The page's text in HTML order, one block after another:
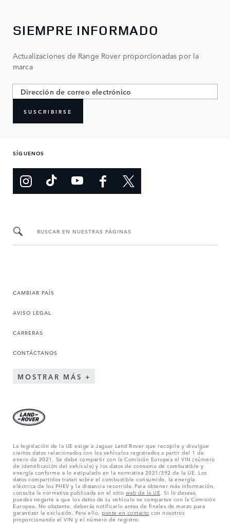
SIEMPRE INFORMADO
Actualizaciones de Range Rover proporcionadas por la
marca
SUSCRIBIRSE
SÍGUENOS
BUSCAR EN NUESTRAS PÁGINAS
CAMBIAR PAÍS
AVISO LEGAL
CARRERAS
CONTÁCTANOS
MOSTRAR MÁS
La legislación de la UE exige a Jaguar Land Rover que recopile y divulgue
ciertos datos relacionados con los vehículos registrados a partir del 1 de
enero de 2021. Se debe compartir con la Comisión Europea el VIN (número
de identificación del vehículo) y los datos de consumo de combustible y
energía conforme a lo estipulado en la normativa 2021/392 de la UE. Los
datos compartidos tratan sobre el combustible consumido, la energía
eléctrica de los PHEV y la distancia recorrida. Para obtener más información,
consulta la normativa publicada en el sitio web de la UE. Si lo deseas,
puedes negarte a que los datos de tu vehículo se compartan con la Comisión
Europea. No obstante, deberás notificarlo antes de finales de marzo para
garantizar la exclusión. Para ello, ponte en contacto con nosotros
proporcionando el VIN y el número de registro.